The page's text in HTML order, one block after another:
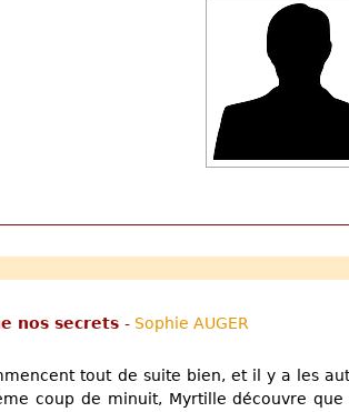
nos secrets - Sophie AUGER
tout de suite bien, et il y a les
coup de minuit, Myrtille découvre que